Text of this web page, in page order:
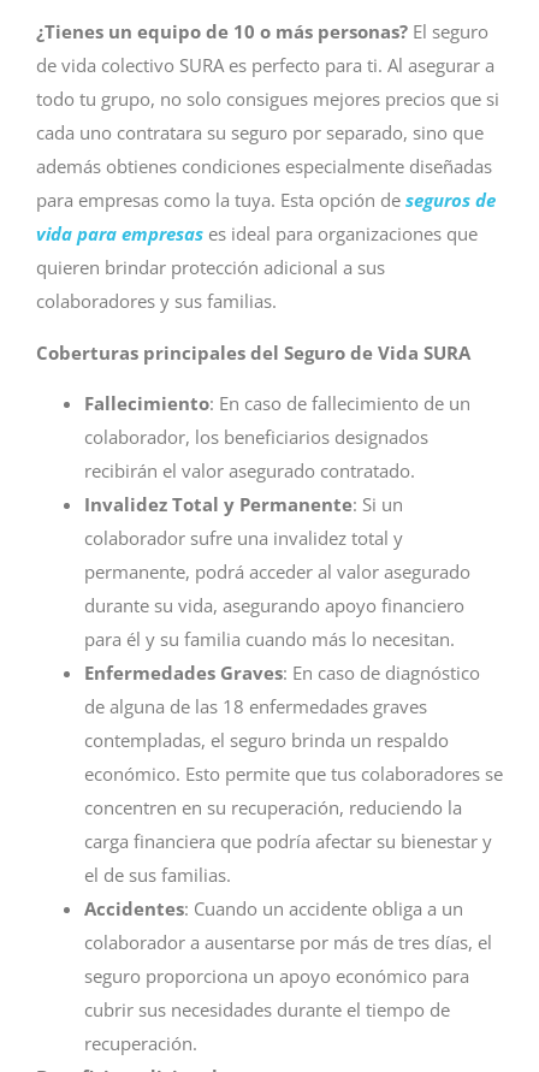
¿Tienes un equipo de 10 o más personas? El seguro
de vida colectivo SURA es perfecto para ti. Al asegurar a
todo tu grupo, no solo consigues mejores precios que si
cada uno contratara su seguro por separado, sino que
además obtienes condiciones especialmente diseñadas
para empresas como la tuya. Esta opción de seguros de
vida para empresas es ideal para organizaciones que
quieren brindar protección adicional a sus
colaboradores y sus familias.
Coberturas principales del Seguro de Vida SURA
Fallecimiento: En caso de fallecimiento de un
colaborador, los beneficiarios designados
recibirán el valor asegurado contratado.
Invalidez Total y Permanente: Si un
colaborador sufre una invalidez total y
permanente, podrá acceder al valor asegurado
durante su vida, asegurando apoyo financiero
para él y su familia cuando más lo necesitan.
Enfermedades Graves: En caso de diagnóstico
de alguna de las 18 enfermedades graves
contempladas, el seguro brinda un respaldo
económico. Esto permite que tus colaboradores se
concentren en su recuperación, reduciendo la
carga financiera que podría afectar su bienestar y
el de sus familias.
Accidentes: Cuando un accidente obliga a un
colaborador a ausentarse por más de tres días, el
seguro proporciona un apoyo económico para
cubrir sus necesidades durante el tiempo de
recuperación.